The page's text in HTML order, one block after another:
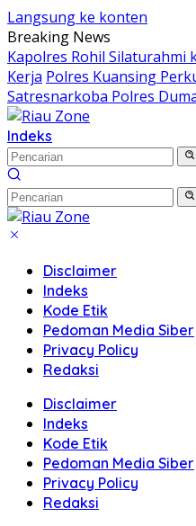
Langsung ke konten
Breaking News
Kapolres Rohil Silaturahmi
Kerja Polres Kuansing
Satresnarkoba Polres
Indeks
Disclaimer
Indeks
Kode Etik
Pedoman Media Siber
Privacy Policy
Redaksi
Disclaimer
Indeks
Kode Etik
Pedoman Media Siber
Privacy Policy
Redaksi